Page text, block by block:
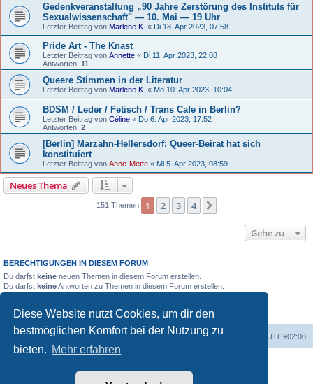
Diese Website nutzt Cookies, um dir den
bestmöglichen Komfort bei der Nutzung zu
bieten. Mehr erfahren
Gedenkveranstaltung „90 Jahre Zerstörung des Instituts für
Sexualwissenschaft" — 10. Mai — 19 Uhr
Letzter Beitrag von Marlene K. « Di 18. Apr 2023, 07:58
Pride Art - The Knast
Letzter Beitrag von Annette « Di 11. Apr 2023, 22:08
Antworten: 11
Queere Stimmen in der Literatur
Letzter Beitrag von Marlene K. « Mo 10. Apr 2023, 10:04
BDSM / Leder / Fetisch / Trans Cafe in Berlin?
Letzter Beitrag von Céline « Do 6. Apr 2023, 17:52
Antworten: 2
[Berlin] Marzahn-Hellersdorf: Queer-Beirat hat sich
konstituiert
Letzter Beitrag von Anne-Mette « Mi 5. Apr 2023, 08:59
Neues Thema
151 Themen 1 2 3 4
Gehe zu
BERECHTIGUNGEN IN DIESEM FORUM
Du darfst keine neuen Themen in diesem Forum erstellen.
Du darfst keineAntworten zu Themen in diesem Forum erstellen.
Du darfstkeineDateianhänge in diesem Forum erstellen.
Portal Foren-Übersicht Alle Zeiten sind UTC+02:00
Deutsche Übersetzung durchphpBB.de